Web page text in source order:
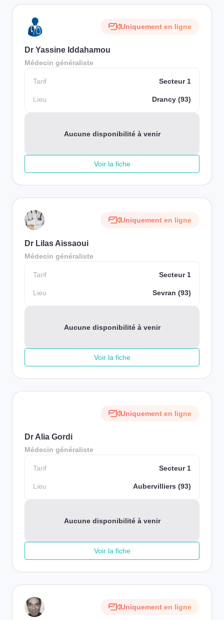
Uniquement en ligne
Dr Yassine Iddahamou
Médecin généraliste
Tarif Secteur 1
Lieu Drancy (93)
Aucune disponibilité à venir
Voir la fiche
Uniquement en ligne
Dr Lilas Aissaoui
Médecin généraliste
Tarif Secteur 1
Lieu Sevran (93)
Aucune disponibilité à venir
Voir la fiche
Uniquement en ligne
Dr Alia Gordi
Médecin généraliste
Tarif Secteur 1
Lieu Aubervilliers (93)
Aucune disponibilité à venir
Voir la fiche
Uniquement en ligne